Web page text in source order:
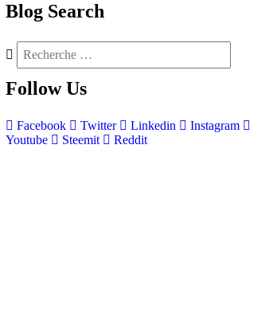
Blog Search
Follow Us
Facebook Twitter Linkedin
Instagram
Youtube
Steemit Reddit